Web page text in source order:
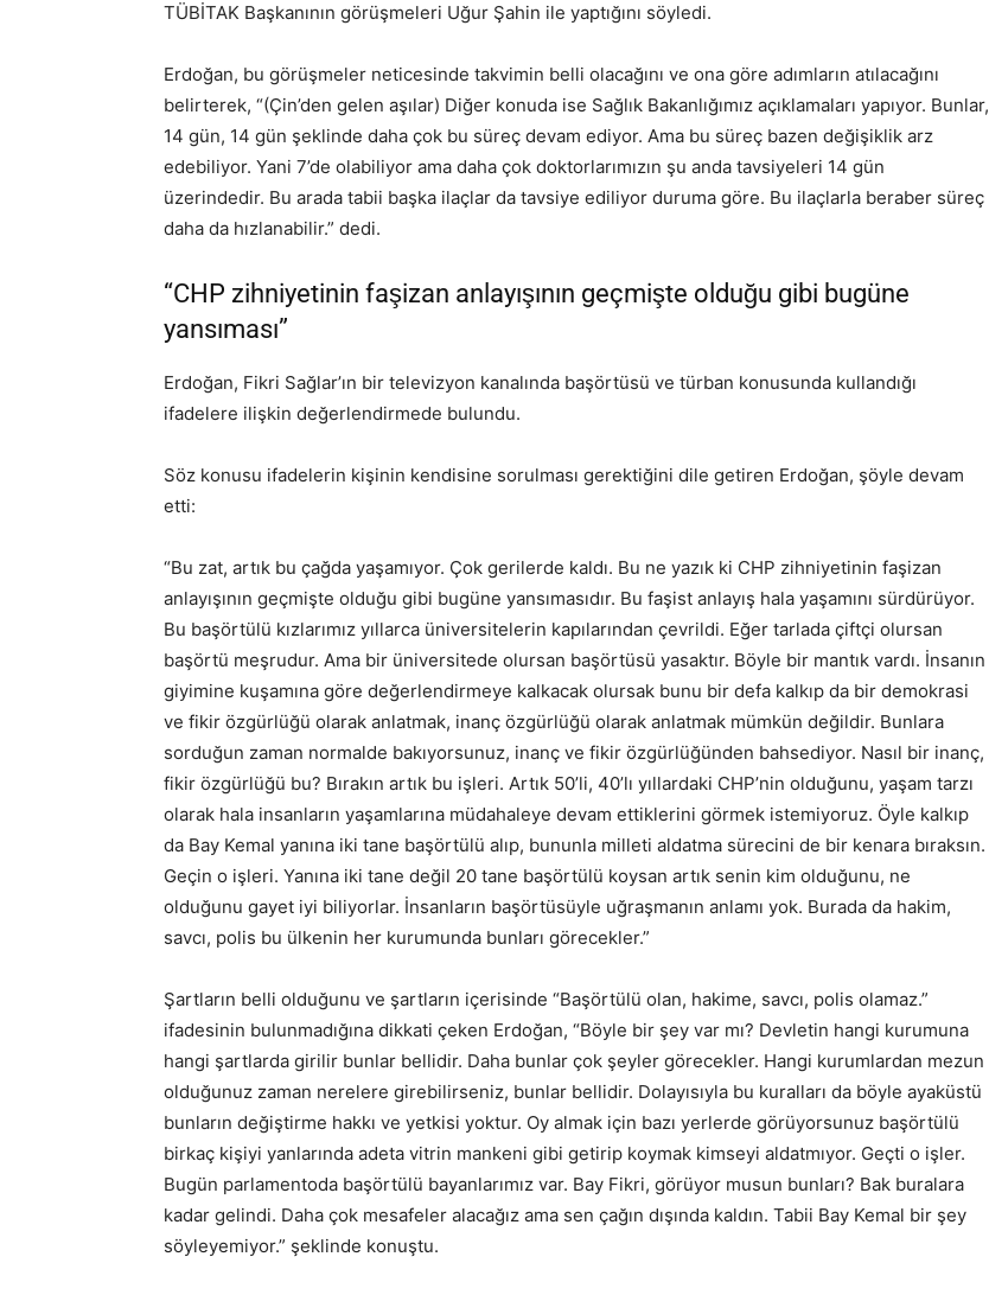
TÜBİTAK Başkanının görüşmeleri Uğur Şahin ile yaptığını söyledi.
Erdoğan, bu görüşmeler neticesinde takvimin belli olacağını ve ona göre adımların atılacağını
belirterek, “(Çin’den gelen aşılar) Diğer konuda ise Sağlık Bakanlığımız açıklamaları yapıyor. Bunlar,
14 gün, 14 gün şeklinde daha çok bu süreç devam ediyor. Ama bu süreç bazen değişiklik arz
edebiliyor. Yani 7’de olabiliyor ama daha çok doktorlarımızın şu anda tavsiyeleri 14 gün
üzerindedir. Bu arada tabii başka ilaçlar da tavsiye ediliyor duruma göre. Bu ilaçlarla beraber süreç
daha da hızlanabilir.” dedi.
“CHP zihniyetinin faşizan anlayışının geçmişte olduğu gibi bugüne
yansıması”
Erdoğan, Fikri Sağlar’ın bir televizyon kanalında başörtüsü ve türban konusunda kullandığı
ifadelere ilişkin değerlendirmede bulundu.
Söz konusu ifadelerin kişinin kendisine sorulması gerektiğini dile getiren Erdoğan, şöyle devam
etti:
“Bu zat, artık bu çağda yaşamıyor. Çok gerilerde kaldı. Bu ne yazık ki CHP zihniyetinin faşizan
anlayışının geçmişte olduğu gibi bugüne yansımasıdır. Bu faşist anlayış hala yaşamını sürdürüyor.
Bu başörtülü kızlarımız yıllarca üniversitelerin kapılarından çevrildi. Eğer tarlada çiftçi olursan
başörtü meşrudur. Ama bir üniversitede olursan başörtüsü yasaktır. Böyle bir mantık vardı. İnsanın
giyimine kuşamına göre değerlendirmeye kalkacak olursak bunu bir defa kalkıp da bir demokrasi
ve fikir özgürlüğü olarak anlatmak, inanç özgürlüğü olarak anlatmak mümkün değildir. Bunlara
sorduğun zaman normalde bakıyorsunuz, inanç ve fikir özgürlüğünden bahsediyor. Nasıl bir inanç,
fikir özgürlüğü bu? Bırakın artık bu işleri. Artık 50’li, 40’lı yıllardaki CHP’nin olduğunu, yaşam tarzı
olarak hala insanların yaşamlarına müdahaleye devam ettiklerini görmek istemiyoruz. Öyle kalkıp
da Bay Kemal yanına iki tane başörtülü alıp, bununla milleti aldatma sürecini de bir kenara bıraksın.
Geçin o işleri. Yanına iki tane değil 20 tane başörtülü koysan artık senin kim olduğunu, ne
olduğunu gayet iyi biliyorlar. İnsanların başörtüsüyle uğraşmanın anlamı yok. Burada da hakim,
savcı, polis bu ülkenin her kurumunda bunları görecekler.”
Şartların belli olduğunu ve şartların içerisinde “Başörtülü olan, hakime, savcı, polis olamaz.”
ifadesinin bulunmadığına dikkati çeken Erdoğan, “Böyle bir şey var mı? Devletin hangi kurumuna
hangi şartlarda girilir bunlar bellidir. Daha bunlar çok şeyler görecekler. Hangi kurumlardan mezun
olduğunuz zaman nerelere girebilirseniz, bunlar bellidir. Dolayısıyla bu kuralları da böyle ayaküstü
bunların değiştirme hakkı ve yetkisi yoktur. Oy almak için bazı yerlerde görüyorsunuz başörtülü
birkaç kişiyi yanlarında adeta vitrin mankeni gibi getirip koymak kimseyi aldatmıyor. Geçti o işler.
Bugün parlamentoda başörtülü bayanlarımız var. Bay Fikri, görüyor musun bunları? Bak buralara
kadar gelindi. Daha çok mesafeler alacağız ama sen çağın dışında kaldın. Tabii Bay Kemal bir şey
söyleyemiyor.” şeklinde konuştu.